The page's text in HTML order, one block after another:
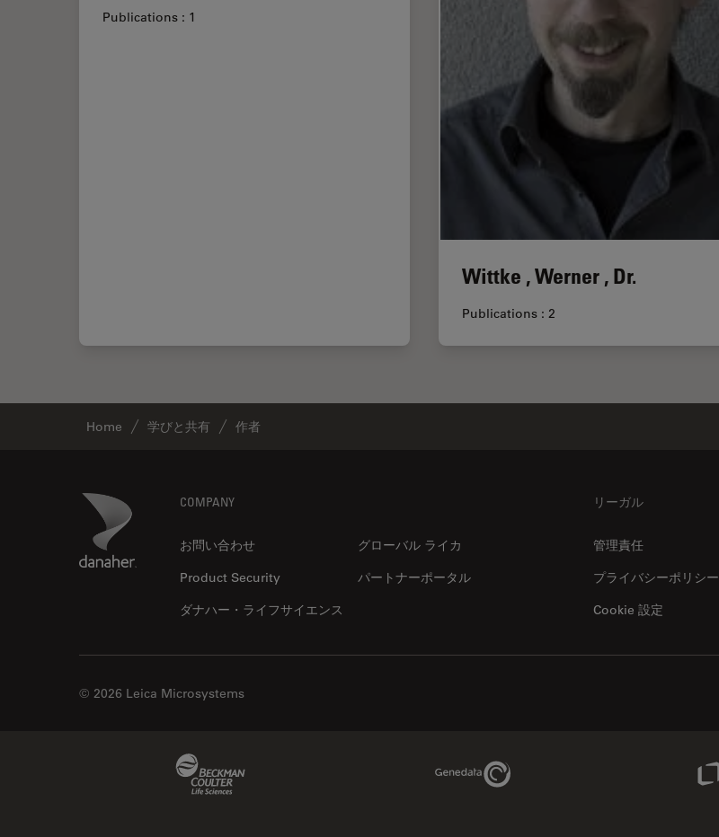
Publications : 1
Wittke , Werner , Dr.
Publications : 2
Home 学びと共有 作者
Danaher Logo COMPANY
お問い合わせ
グローバル ライカ
Product Security
パートナーポータル
ダナハー・ライフサイエンス
リーガル
管理責任
プライバシーポリシー
Cookie 設定
© 2026 Leica Microsystems
Genedata Link